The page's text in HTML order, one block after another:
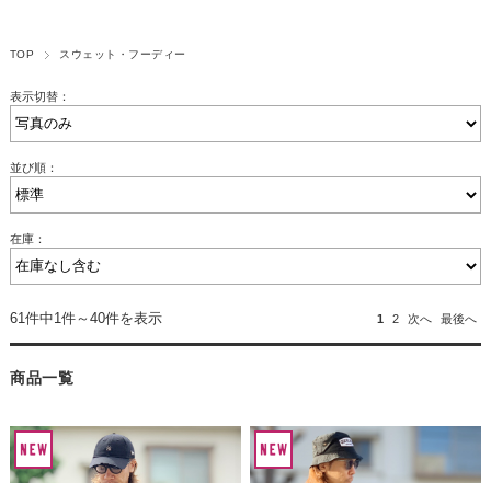
TOP スウェット・フーディー
表示切替：
並び順：
在庫：
61件中1件～40件を表示 1 2 次へ 最後へ
商品一覧